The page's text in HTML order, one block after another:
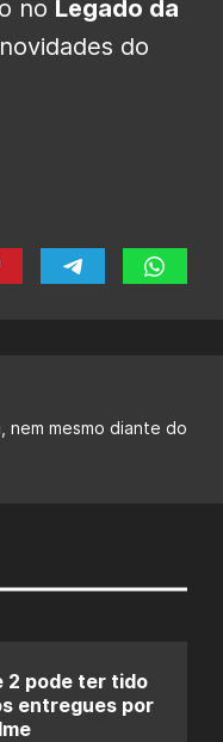
no Legado da
do
nem mesmo diante do
2 pode ter tido
entregues por